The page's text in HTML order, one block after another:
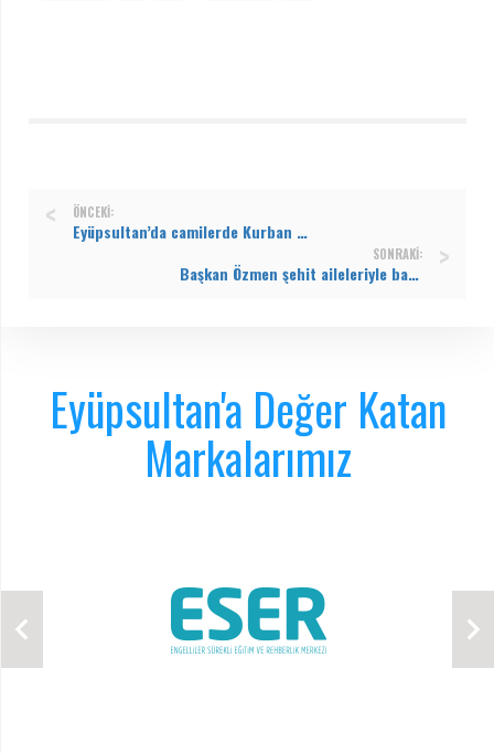
ÖNCEKI:
Eyüpsultan’da camilerde Kurban Bayramı öncesi temizlik yapıldı
SONRAKI:
Başkan Özmen şehit aileleriyle bayramlaştı
Eyüpsultan'a Değer Katan
Markalarımız